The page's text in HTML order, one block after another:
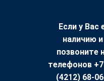
Если у Вас
наличию
позвоните
телефонов
(4212) 68-